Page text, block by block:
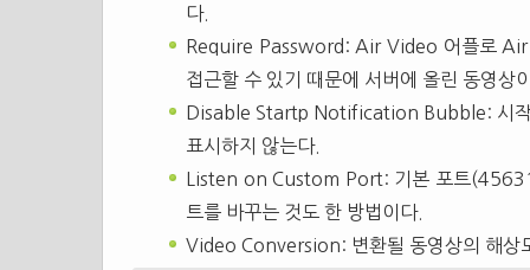
다.
Require Password: Air Video 어플로 Air
접근할 수 있기 때문에 서버에 올린 동영상
Disable Startp Notification Bubble: 시작
표시하지 않는다.
Listen on Custom Port: 기본 포트
트를 바꾸는 것도 한 방법이다.
Video Conversion: 변환될 동영상의 해상